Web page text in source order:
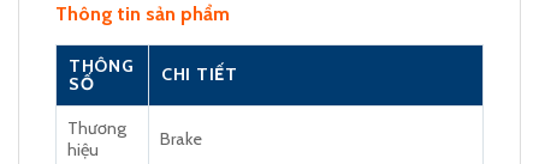
Thông tin sản phẩm
THÔNG
SỐ
CHI TIẾT
Thương
hiệu
Brake